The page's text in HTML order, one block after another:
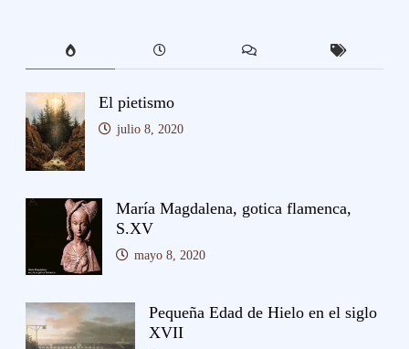
El pietismo
julio 8, 2020
María Magdalena, gotica flamenca,
S.XV
mayo 8, 2020
Pequeña Edad de Hielo en el siglo
XVII